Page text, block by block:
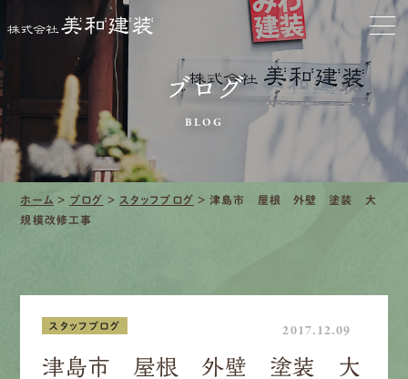
お家をきれいに
会社をきれいに
クリーニング
施工事例
会社案内
ブログ
BLOG
ホーム > ブログ > スタッフブログ >津島市 屋根 外壁 塗装 大
規模改修工事
スタッフブログ 2017.12.09
津島市 屋根 外壁 塗装 大